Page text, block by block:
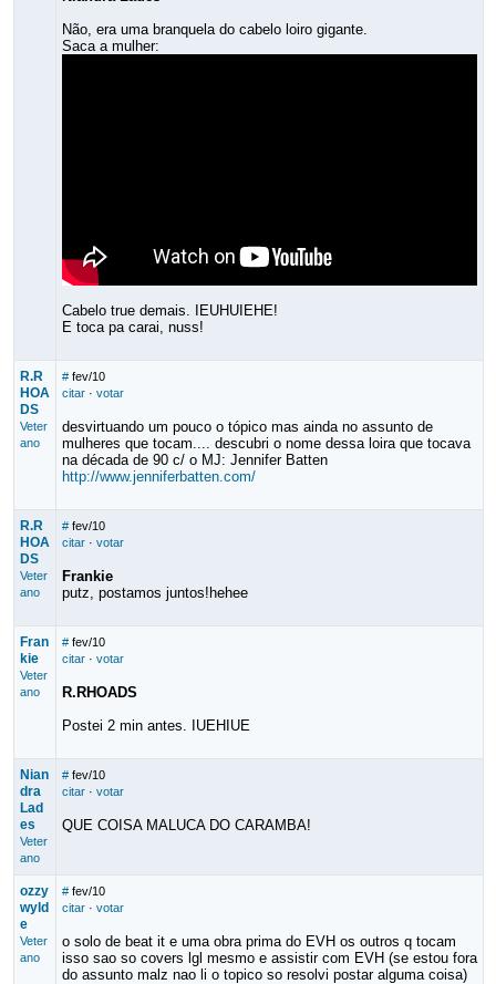
Não, era uma branquela do cabelo loiro gigante.
Saca a mulher:
Cabelo true demais. IEUHUIEHE!
E toca pa carai, nuss!
R.R
HOA
DS
Veter
ano
# fev/10
citar· votar
desvirtuando um pouco o tópico mas ainda no assunto de
mulheres que tocam.... descubri o nome dessa loira que tocava
na década de 90 c/ o MJ: Jennifer Batten
http://www.jenniferbatten.com/
R.R
HOA
DS
Veter
ano
# fev/10
citar· votar
Frankie
putz, postamos juntos!hehee
Fran
kie
Veter
ano
# fev/10
citar· votar
R.RHOADS
Postei 2 min antes. IUEHIUE
Nian
dra
Lad
es
Veter
ano
# fev/10
citar· votar
QUE COISA MALUCA DO CARAMBA!
ozzy
wyld
e
Veter
ano
# fev/10
citar· votar
o solo de beat it e uma obra prima do EVH os outros q tocam
isso sao so covers lgl mesmo e assistir com EVH (se estou fora
do assunto malz nao li o topico so resolvi postar alguma coisa)